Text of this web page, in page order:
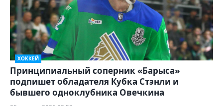
ХОККЕЙ
Принципиальный соперник «Барыса»
подпишет обладателя Кубка Стэнли и
бывшего одноклубника Овечкина